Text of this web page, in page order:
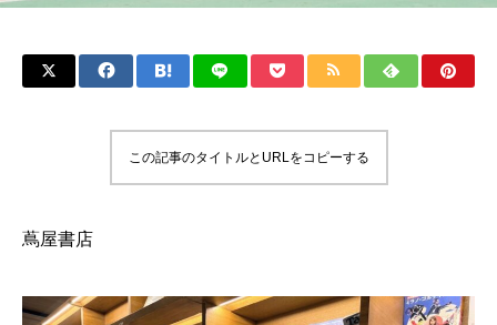
この記事のタイトルとURLをコピーする
蔦屋書店